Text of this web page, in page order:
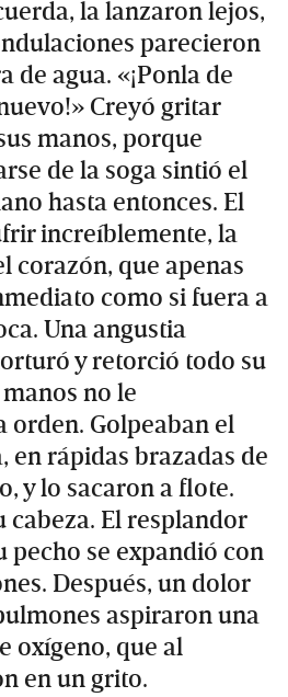
la lanzaron lejos,
parecieron
de agua. «¡Ponla de
Creyó gritar
manos, porque
de la soga sintió el
hasta entonces. El
increíblemente, la
corazón, que apenas
como si fuera a
Una angustia
y retorció todo su
no le
orden. Golpeaban el
en rápidas brazadas de
y lo sacaron a flote.
cabeza. El resplandor
pecho se expandió con
Después, un dolor
aspiraron una
oxígeno, que al
en un grito.